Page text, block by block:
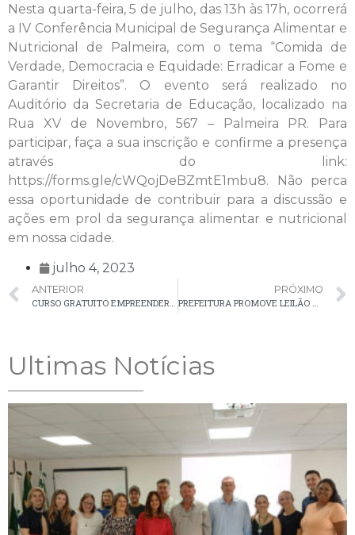
Nesta quarta-feira, 5 de julho, das 13h às 17h, ocorrerá
a IV Conferência Municipal de Segurança Alimentar e
Nutricional de Palmeira, com o tema “Comida de
Verdade, Democracia e Equidade: Erradicar a Fome e
Garantir Direitos”. O evento será realizado no
Auditório da Secretaria de Educação, localizado na
Rua XV de Novembro, 567 – Palmeira PR. Para
participar, faça a sua inscrição e confirme a presença
através do link:
https://forms.gle/cWQojDeBZmtE1mbu8. Não perca
essa oportunidade de contribuir para a discussão e
ações em prol da segurança alimentar e nutricional
em nossa cidade.
julho 4, 2023
ANTERIOR
CURSO GRATUITO EMPREENDER COM AS REDES SOCIAIS: APRENDA A IMPULSIONAR SEU NEGÓCIO
PRÓXIMO
PREFEITURA PROMOVE LEILÃO DE VEÍCULOS LEVES, ÔNIBUS, MÁQUINAS, MÓVEIS, SUCATAS E OUTROS ITENS – PARTICIPAÇÃO ONLINE DISPONÍVEL
Ultimas Notícias